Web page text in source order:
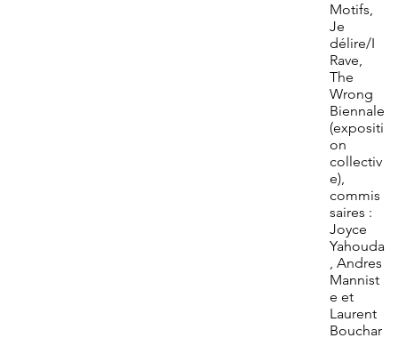
Motifs,
Je
délire/I
Rave,
The
Wrong
Biennale
(expositi
on
collectiv
e),
commis
saires :
Joyce
Yahouda
, Andres
Mannist
e et
Laurent
Bouchar